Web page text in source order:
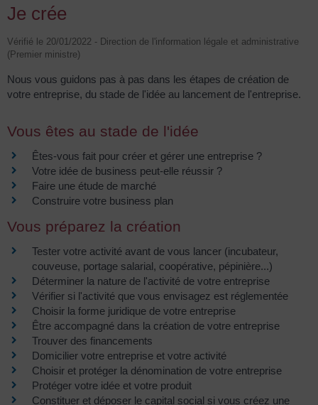
Je crée
Vérifié le 20/01/2022 - Direction de l'information légale et administrative
(Premier ministre)
Nous vous guidons pas à pas dans les étapes de création de
votre entreprise, du stade de l'idée au lancement de l'entreprise.
Vous êtes au stade de l'idée
Êtes-vous fait pour créer et gérer une entreprise ?
Votre idée de business peut-elle réussir ?
Faire une étude de marché
Construire votre business plan
Vous préparez la création
Tester votre activité avant de vous lancer (incubateur,
couveuse, portage salarial, coopérative, pépinière...)
Déterminer la nature de l'activité de votre entreprise
Vérifier si l'activité que vous envisagez est réglementée
Choisir la forme juridique de votre entreprise
Être accompagné dans la création de votre entreprise
Trouver des financements
Domicilier votre entreprise et votre activité
Choisir et protéger la dénomination de votre entreprise
Protéger votre idée et votre produit
Constituer et déposer le capital social si vous créez une